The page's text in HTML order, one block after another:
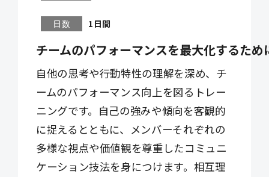
日数 1日間
チームのパフォーマンスを最大化するた
自他の思考や行動特性の理解を深め、チ
ームのパフォーマンス向上を図るトレー
ニングです。自己の強みや傾向を客観的
に捉えるとともに、メンバーそれぞれの
多様な視点や価値観を尊重したコミュニ
ケーション技法を身につけます。相互理